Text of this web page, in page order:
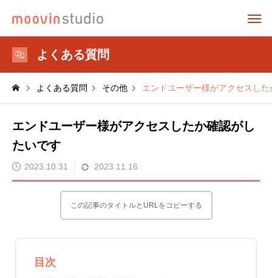
よくある質問
よくある質問 その他 エンドユーザー様がアクセスし
エンドユーザー様がアクセスしたか確認がし
たいです
2023.10.31 2023.11.16
この記事のタイトルとURLをコピーする
目次